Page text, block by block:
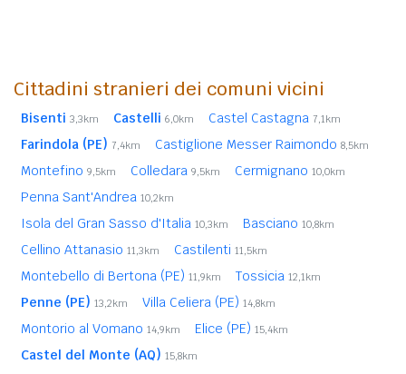
Cittadini stranieri dei comuni vicini
Bisenti 3,3km Castelli 6,0km Castel Castagna 7,1km
Farindola (PE) 7,4km Castiglione Messer Raimondo 8,5km
Montefino 9,5km Colledara 9,5km Cermignano 10,0km
Penna Sant'Andrea 10,2km
Isola del Gran Sasso d'Italia 10,3km Basciano 10,8km
Cellino Attanasio 11,3km Castilenti 11,5km
Montebello di Bertona (PE) 11,9km Tossicia 12,1km
Penne (PE) 13,2km Villa Celiera (PE) 14,8km
Montorio al Vomano 14,9km Elice (PE) 15,4km
Castel del Monte (AQ) 15,8km